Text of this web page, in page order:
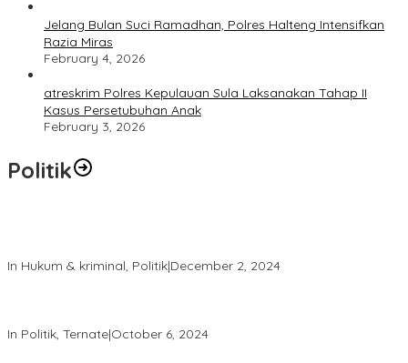
Jelang Bulan Suci Ramadhan, Polres Halteng Intensifkan
Razia Miras
February 4, 2026
atreskrim Polres Kepulauan Sula Laksanakan Tahap II
Kasus Persetubuhan Anak
February 3, 2026
Politik
In Hukum & kriminal, Politik|December 2, 2024
In Politik, Ternate|October 6, 2024